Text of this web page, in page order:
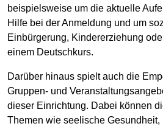
beispielsweise um die aktuelle
Hilfe bei der Anmeldung und um
Einbürgerung, Kindererziehung
einem Deutschkurs.
Darüber hinaus spielt auch die
Gruppen- und
dieser Einrichtung. Dabei können
Themen wie seelische Gesundheit,